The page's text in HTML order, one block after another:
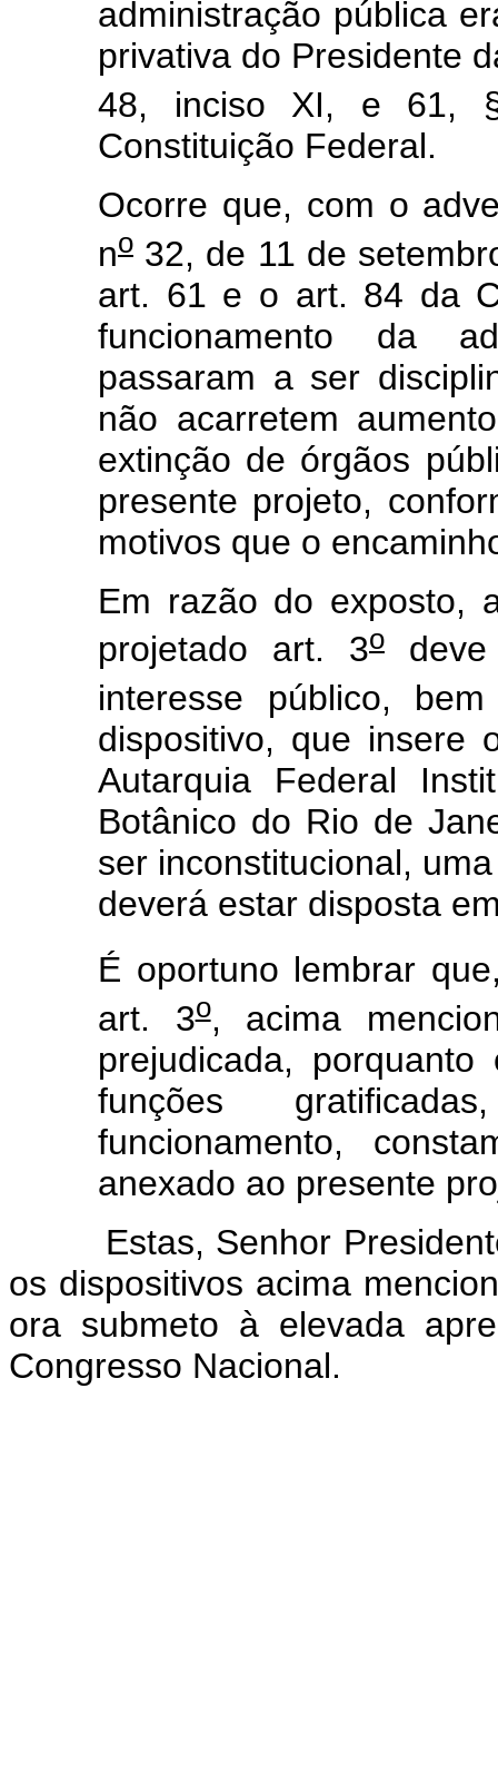
administração pública
privativa do Presidente
48, inciso XI, e 61,
Constituição Federal.
Ocorre que, com o
no 32, de 11 de
art. 61 e o art. 84 da
funcionamento da
passaram a ser
não acarretem
extinção de órgãos
presente projeto,
motivos que o
Em razão do exposto,
projetado art. 3o
interesse público,
dispositivo, que insere
Autarquia Federal
Botânico do Rio de
ser inconstitucional,
deverá estar disposta
É oportuno lembrar
art. 3o, acima
prejudicada,
funções
funcionamento,
anexado ao presente
Estas, Senhor
os dispositivos acima
ora submeto à elevada
Congresso Nacional.